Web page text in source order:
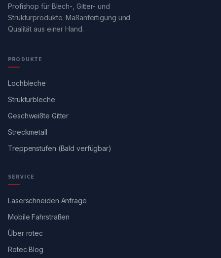
Profishop für Blech-, Gitter- und
Strukturprodukte. Maßanfertigung und
Qualität aus einer Hand.
PRODUKTE
Lochbleche
Strukturbleche
Geschweißte Gitter
Streckmetall
Treppenstufen (Bald verfügbar)
SERVICE
Laserschneiden Anfrage
Mobile Fahrstraßen
Über rotec
Rotec Blog